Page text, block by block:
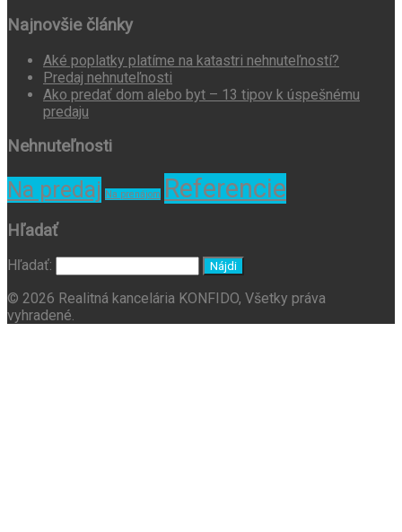
Najnovšie články
Aké poplatky platíme na katastri nehnuteľností?
Predaj nehnuteľnosti
Ako predať dom alebo byt – 13 tipov k úspešnému
predaju
Nehnuteľnosti
Na predaj Na prenájom Referencie
Hľadať
Hľadať:
© 2026 Realitná kancelária KONFIDO, Všetky práva
vyhradené.